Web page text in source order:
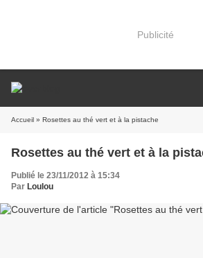
Publicité
Accueil » Rosettes au thé vert et à la pistache
Rosettes au thé vert et à la
Publié le 23/11/2012 à 15:34
Par Loulou